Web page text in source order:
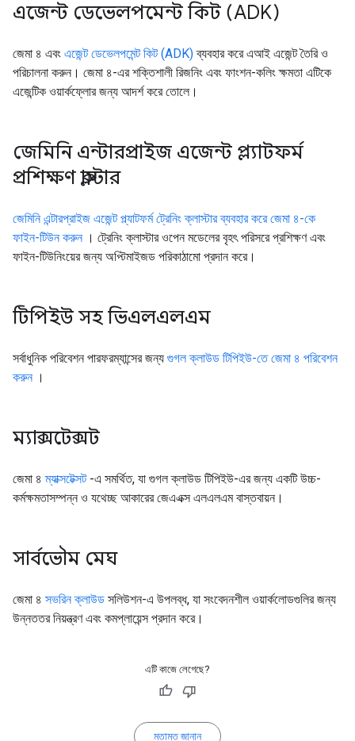
এজেন্ট ডেভেলপমেন্ট কিট (ADK)
জেমা ৪ এবং এজেন্ট ডেভেলপমেন্ট কিট (ADK)ব্যবহার করে এআই এজেন্ট তৈরি ও
পরিচালনা করুন। জেমা ৪-এর শক্তিশালী রিজনিং এবং ফাংশন-কলিং ক্ষমতা এটিকে
এজেন্টিক ওয়ার্কফ্লোর জন্য আদর্শ করে তোলে।
জেমিনি এন্টারপ্রাইজ এজেন্ট প্ল্যাটফর্ম
প্রশিক্ষণ ক্লাস্টার
জেমিনি এন্টারপ্রাইজ এজেন্ট প্ল্যাটফর্ম ট্রেনিং ক্লাস্টার ব্যবহার করে জেমা ৪-কে
ফাইন-টিউন করুন। ট্রেনিং ক্লাস্টার ওপেন মডেলের বৃহৎ পরিসরে প্রশিক্ষণ এবং
ফাইন-টিউনিংয়ের জন্য অপ্টিমাইজড পরিকাঠামো প্রদান করে।
টিপিইউ সহ ভিএলএলএম
সর্বাধুনিক পরিবেশন পারফরম্যান্সের জন্য গুগল ক্লাউড টিপিইউ-তে জেমা ৪ পরিবেশন
করুন।
ম্যাক্সটেক্সট
জেমা ৪ম্যাক্সটেক্সট-এ সমর্থিত, যা গুগল ক্লাউড টিপিইউ-এর জন্য একটি উচ্চ-
কর্মক্ষমতাসম্পন্ন ও যথেচ্ছ আকারের জেএএক্স এলএলএম বাস্তবায়ন।
সার্বভৌম মেঘ
জেমা ৪ সভরিন ক্লাউড সলিউশন-এ উপলব্ধ, যা সংবেদনশীল ওয়ার্কলোডগুলির জন্য
উন্নততর নিয়ন্ত্রণ এবং কমপ্লায়েন্স প্রদান করে।
এটি কাজে লেগেছে?
মতামত জানান